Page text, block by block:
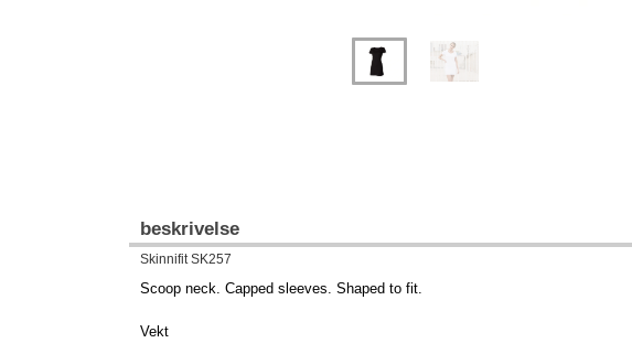
beskrivelse
Skinnifit SK257
Scoop neck. Capped sleeves. Shaped to fit.
Vekt